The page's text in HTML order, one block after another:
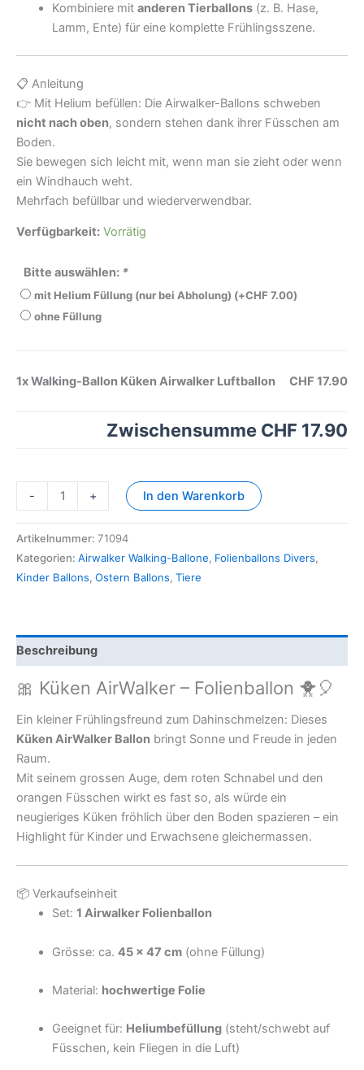
Kombiniere mit anderen Tierballons(z. B. Hase,
Lamm, Ente) für eine komplette Frühlingsszene.
📋 Anleitung
👉 Mit Helium befüllen: Die Airwalker-Ballons schweben
nicht nach oben, sondern stehen dank ihrer Füsschen am
Boden.
Sie bewegen sich leicht mit, wenn man sie zieht oder wenn
ein Windhauch weht.
Mehrfach befüllbar und wiederverwendbar.
Verfügbarkeit: Vorrätig
Bitte auswählen: *
mit Helium Füllung (nur bei Abholung) (+CHF 7.00)
ohne Füllung
1xWalking-Ballon Küken Airwalker Luftballon CHF 17.90
Zwischensumme CHF 17.90
- + In den Warenkorb
Artikelnummer: 71094
Kategorien: Airwalker Walking-Ballone, Folienballons Divers,
Kinder Ballons, Ostern Ballons, Tiere
Beschreibung
🎀 Küken AirWalker – Folienballon 🐥🎈
Ein kleiner Frühlingsfreund zum Dahinschmelzen: Dieses
Küken AirWalker Ballon bringt Sonne und Freude in jeden
Raum.
Mit seinem grossen Auge, dem roten Schnabel und den
orangen Füsschen wirkt es fast so, als würde ein
neugieriges Küken fröhlich über den Boden spazieren – ein
Highlight für Kinder und Erwachsene gleichermassen.
📦 Verkaufseinheit
Set: 1 Airwalker Folienballon
Grösse: ca. 45 × 47 cm(ohne Füllung)
Material: hochwertige Folie
Geeignet für: Heliumbefüllung(steht/schwebt auf
Füsschen, kein Fliegen in die Luft)